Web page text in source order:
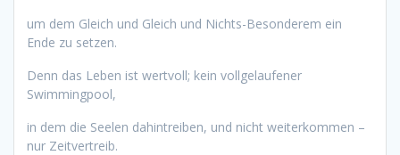
um dem Gleich und Gleich und Nichts-Besonderem ein
Ende zu setzen.
Denn das Leben ist wertvoll; kein vollgelaufener
Swimmingpool,
in dem die Seelen dahintreiben, und nicht weiterkommen –
nur Zeitvertreib.